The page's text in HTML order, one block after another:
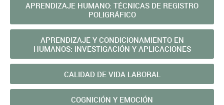
APRENDIZAJE HUMANO: TÉCNICAS DE REGISTRO
POLIGRÁFICO
APRENDIZAJE Y CONDICIONAMIENTO EN
HUMANOS: INVESTIGACIÓN Y APLICACIONES
CALIDAD DE VIDA LABORAL
COGNICIÓN Y EMOCIÓN